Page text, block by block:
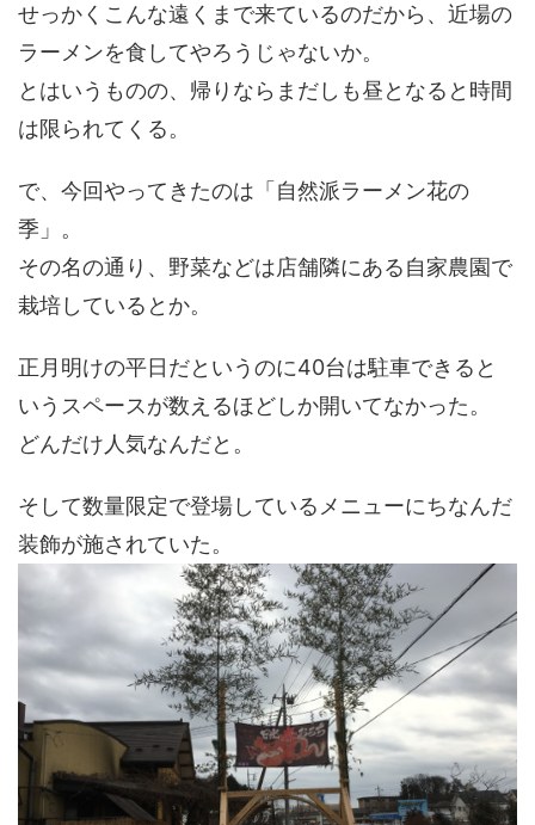
せっかくこんな遠くまで来ているのだから、近場の
ラーメンを食してやろうじゃないか。
とはいうものの、帰りならまだしも昼となると時間
は限られてくる。
で、今回やってきたのは「自然派ラーメン花の
季」。
その名の通り、野菜などは店舗隣にある自家農園で
栽培しているとか。
正月明けの平日だというのに40台は駐車できると
いうスペースが数えるほどしか開いてなかった。
どんだけ人気なんだと。
そして数量限定で登場しているメニューにちなんだ
装飾が施されていた。